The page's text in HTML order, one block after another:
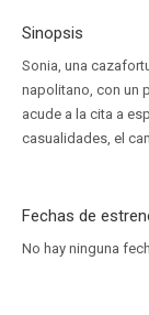
Sinopsis
Sonia, una
napolitano, con un
acude a la cita a
casualidades, el
Fechas de
No hay ninguna